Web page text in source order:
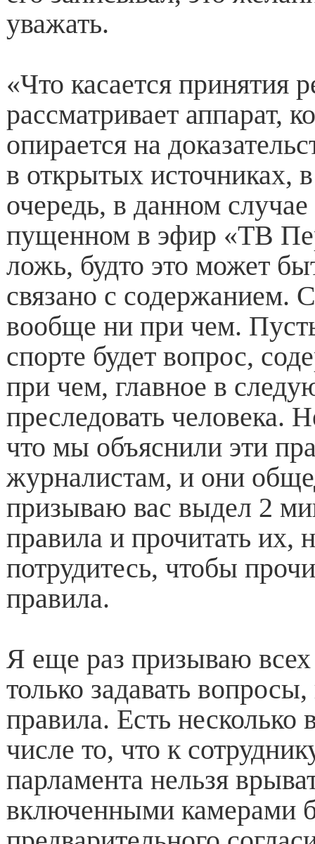
уважать.
«Что касается принятия
рассматривает аппарат,
опирается на
в открытых источниках,
очередь, в данном
пущенном в эфир «ТВ
ложь, будто это может
связано с содержанием.
вообще ни при чем.
спорте будет вопрос,
при чем, главное в
преследовать человека.
что мы объяснили эти
журналистам, и они
призываю вас выдел 2
правила и прочитать их,
потрудитесь, чтобы
правила.
Я еще раз призываю
только задавать
правила. Есть несколько
числе то, что к
парламента нельзя
включенными камерами